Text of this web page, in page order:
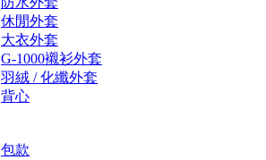
休閒外套
大衣外套
G-1000襯衫外套
羽絨 / 化纖外套
背心
包款